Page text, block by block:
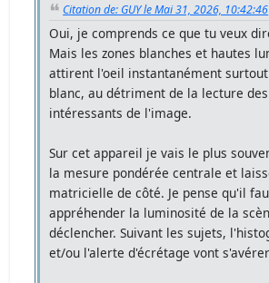
Citation de: GUY le Mai 31, 2026, 10:42:46
Oui, je comprends ce que tu veux
Mais les zones blanches et hautes
attirent l'oeil instantanément
blanc, au détriment de la lecture
intéressants de l'image.
Sur cet appareil je vais le plus
la mesure pondérée centrale et
matricielle de côté. Je pense qu'il
appréhender la luminosité de la
déclencher. Suivant les sujets,
et/ou l'alerte d'écrétage vont